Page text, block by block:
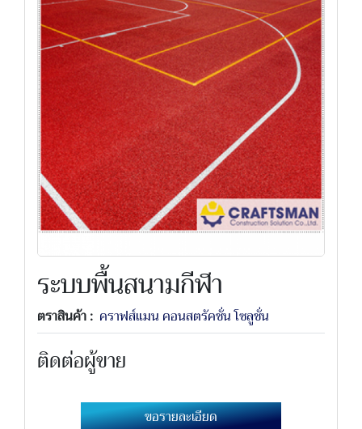
ระบบพื้นสนามกีฬา
ตราสินค้า : คราฟส์แมน คอนสตรัคชั่น โซลูชั่น
ติดต่อผู้ขาย
ขอรายละเอียด